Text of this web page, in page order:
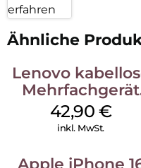
erfahren
Ähnliche
Lenovo
Mehrfachgerät
Luna Grey
42,90 €
inkl. MwSt.
Apple iPhone